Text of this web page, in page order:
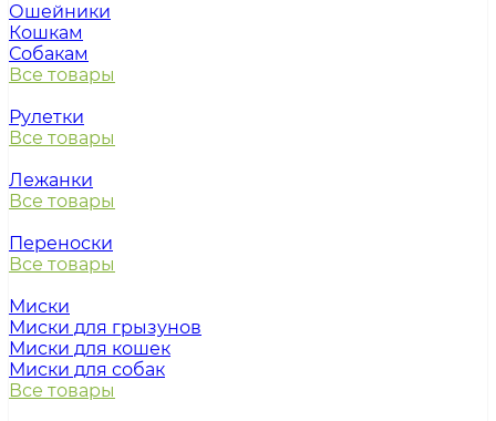
Ошейники
Кошкам
Собакам
Все товары
Рулетки
Все товары
Лежанки
Все товары
Переноски
Все товары
Миски
Миски для грызунов
Миски для кошек
Миски для собак
Все товары